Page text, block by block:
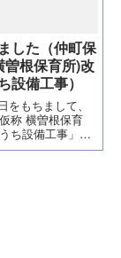
した（仲町保
曽根保育所)改
設備工事）
をもちまして、
称 横曽根保育
ち設備工事」は
る事が出来まし